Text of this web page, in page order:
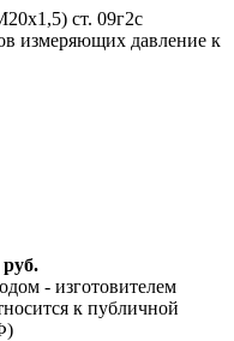
ст. 09г2с
измеряющих давление к
руб.
- изготовителем
к публичной